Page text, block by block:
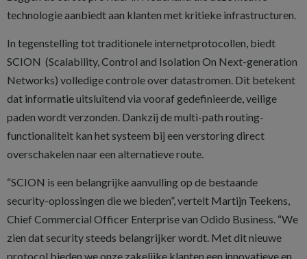
technologie aanbiedt aan klanten met kritieke infrastructuren.
In tegenstelling tot traditionele internetprotocollen, biedt
SCION (Scalability, Control and Isolation On Next-generation
Networks) volledige controle over datastromen. Dit betekent
dat informatie uitsluitend via vooraf gedefinieerde, veilige
paden wordt verzonden. Dankzij de multi-path routing-
functionaliteit kan het systeem bij een verstoring direct
overschakelen naar een alternatieve route.
“SCION is een belangrijke aanvulling op de bestaande
security-oplossingen die we bieden”, vertelt Martijn Teekens,
Chief Commercial Officer Enterprise van Odido Business. “We
zien dat security steeds belangrijker wordt. Met dit nieuwe
protocol bieden we onze zakelijke klanten een innovatieve en